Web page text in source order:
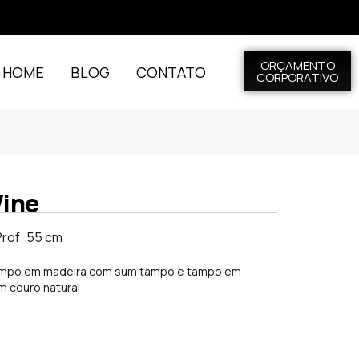
BLOG CONTATO ORÇAMENTO
CORPORATIVO
55 cm
em madeira com sum tampo e tampo em
couro natural